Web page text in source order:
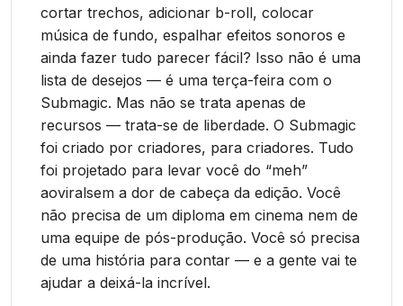
cortar trechos, adicionar b-roll, colocar
música de fundo, espalhar efeitos sonoros e
ainda fazer tudo parecer fácil? Isso não é uma
lista de desejos — é uma terça-feira com o
Submagic. Mas não se trata apenas de
recursos — trata-se de liberdade. O Submagic
foi criado por criadores, para criadores. Tudo
foi projetado para levar você do “meh”
aoviralsem a dor de cabeça da edição. Você
não precisa de um diploma em cinema nem de
uma equipe de pós-produção. Você só precisa
de uma história para contar — e a gente vai te
ajudar a deixá-la incrível.